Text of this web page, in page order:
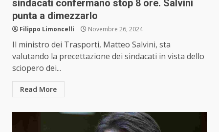
sindacati confermano stop 8 ore. Salvini
punta a dimezzarlo
Filippo Limoncelli Novembre 26, 2024
Il ministro dei Trasporti, Matteo Salvini, sta
valutando la precettazione dei sindacati in vista dello
sciopero dei...
Read More